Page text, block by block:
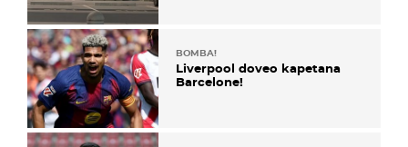
BOMBA!
Liverpool doveo kapetana
Barcelone!